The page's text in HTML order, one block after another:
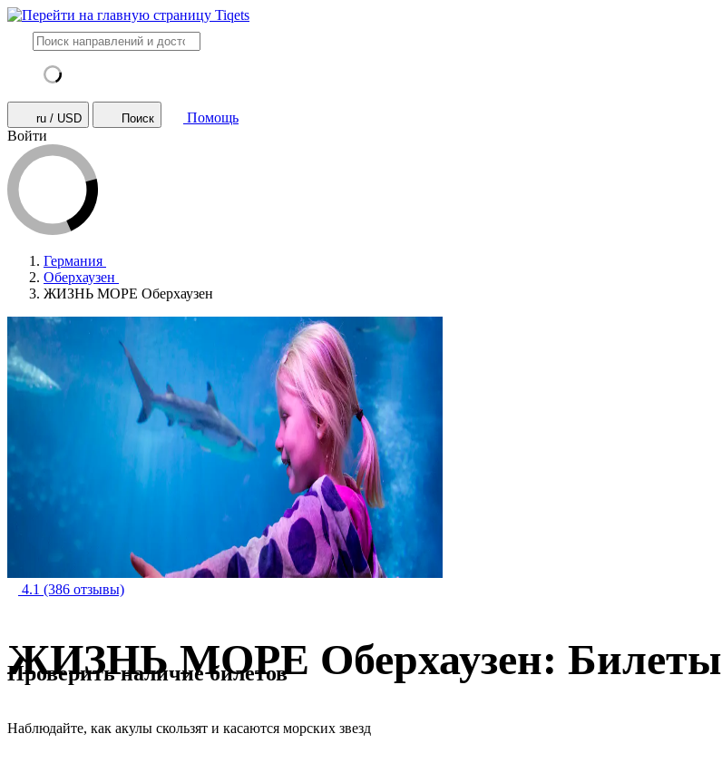
ru / USD Поиск
Помощь
Войти
Германия
Оберхаузен
ЖИЗНЬ МОРЕ Оберхаузен
4.1 (386 отзывы)
ЖИЗНЬ МОРЕ Оберхаузен: Билеты
Наблюдайте, как акулы скользят и касаются морских звезд
Проверить наличие билетов